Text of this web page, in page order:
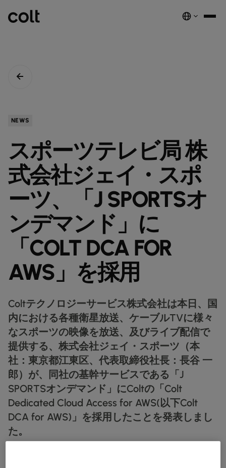
ダークファイバー
スペクトラム
COLT WAVE(専用線)
卸売SIP
globe_book IPトランジット
詳しく見る
ネットワークマップ
docs データシート
balance キャピタル・マーケット
warehouse ホールセール & ハイパースケーラー
デジタルエコシステムを、安全でインテリジェントな単一プラットフ
詳しく見る
NETWORK-AS-A-SERVICE
イーサネット
専用インターネットアクセス
map ネットワークマップを見る
デジタル分野の導入事例
リテール(小売)
monitor キャピタル・マーケット
実績と成果
ン。
ソリューション
home_work 職場環境を変革する
cable インフラの最適化を実現
encrypted 未来を守る
業種別
製造業
pill 製薬
shield 防衛
運輸・物流
ラックコロケーション
ケージコロケーション
接続サービス​
globe_book IP トランジット
イーサネット
クラウド接続サービス
AAS (オンデマンドサービス)
WANサービス​
CPE ソリューション
SD-WAN + SASE
マネージドLAN​
すべてのネットワークサービス
COLTのネットワーク​
会社概要
home 事業内容
COLTのネットワーク
接続を確認
インサイト
auto_stories 顧客事例
ドキュメンテーション
docs データシート
ニュースレター
network_check ネットワークステータス
NEWS
スポーツテレビ局 株
式会社ジェイ・スポ
ーツ、「J SPORTSオ
ンデマンド」に
「COLT DCA FOR
AWS」を採用
Coltテクノロジーサービス株式会社は本日、国
内における各種衛星放送、ケーブルTVに様々
なスポーツの映像を放送、及びライブ配信で
提供する、株式会社ジェイ・スポーツ（本
社：東京都江東区、代表取締役社長：長谷 一
郎）が、同社の基幹サービスである「J
SPORTSオンデマンド」にColtの「Colt
Dedicated Cloud Access for AWS(以下Colt
DCA for AWS)」を採用したことを発表しまし
た。